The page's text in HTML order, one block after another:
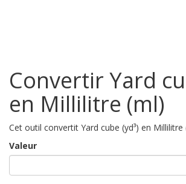
Convertir Yard
en Millilitre (ml)
Cet outil convertit Yard cube (yd³) en Millilitre
Valeur